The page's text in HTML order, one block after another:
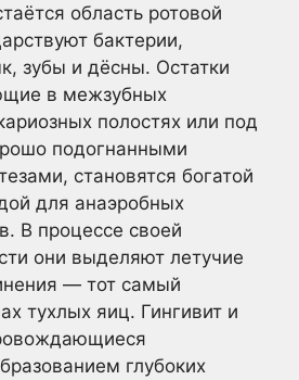
область ротовой
бактерии,
зубы и дёсны. Остатки
в межзубных
полостях или под
подогнанными
становятся богатой
для анаэробных
В процессе своей
они выделяют летучие
— тот самый
тухлых яиц. Гингивит и
глубоких